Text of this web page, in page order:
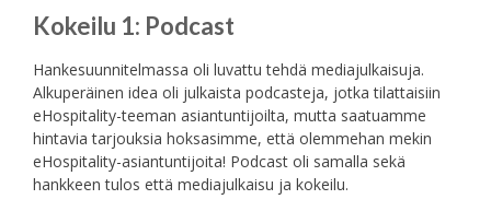
Kokeilu 1: Podcast
Hankesuunnitelmassa oli luvattu tehdä mediajulkaisuja.
Alkuperäinen idea oli julkaista podcasteja, jotka tilattaisiin
eHospitality-teeman asiantuntijoilta, mutta saatuamme
hintavia tarjouksia hoksasimme, että olemmehan mekin
eHospitality-asiantuntijoita! Podcast oli samalla sekä
hankkeen tulos että mediajulkaisu ja kokeilu.